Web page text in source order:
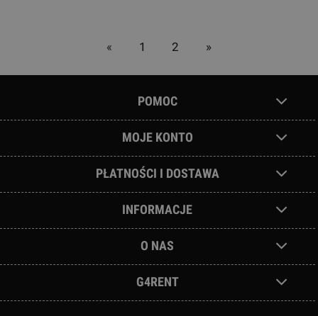
« 1 2 »
POMOC
MOJE KONTO
PŁATNOŚCI I DOSTAWA
INFORMACJE
O NAS
G4RENT